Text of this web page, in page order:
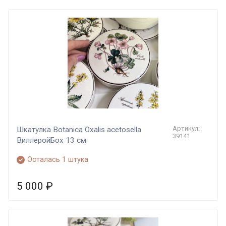
Шкатулка Botanica Oxalis acetosella
ВиллеройБох 13 см
Артикул:
39141
Осталась 1 штука
5 000 ₽